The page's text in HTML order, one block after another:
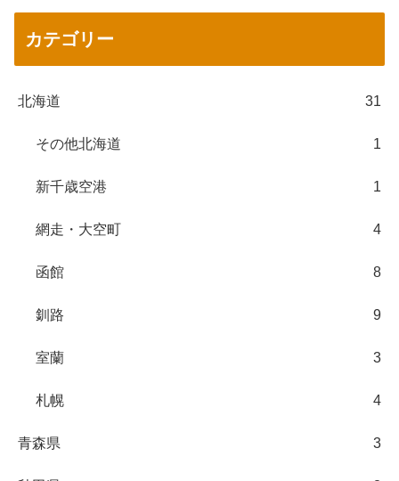
カテゴリー
北海道 31
その他北海道 1
新千歳空港 1
網走・大空町 4
函館 8
釧路 9
室蘭 3
札幌 4
青森県 3